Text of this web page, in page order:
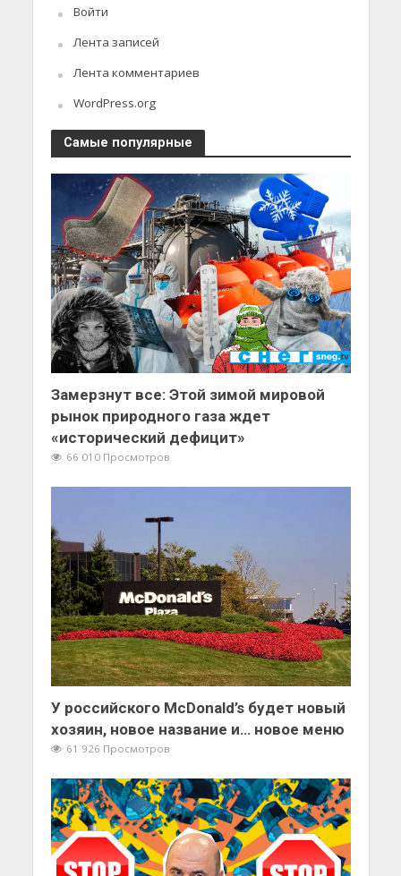
Войти
Лента записей
Лента комментариев
WordPress.org
Самые популярные
Замерзнут все: Этой зимой мировой
рынок природного газа ждет
«исторический дефицит»
66 010 Просмотров
У российского McDonald’s будет новый
хозяин, новое название и… новое меню
61 926 Просмотров